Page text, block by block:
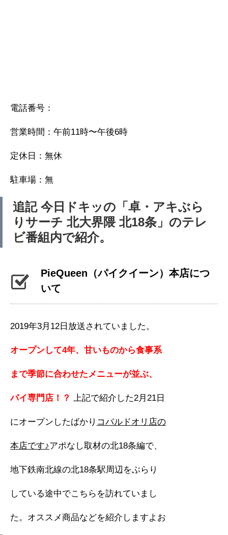
電話番号：
営業時間：午前11時〜午後6時
定休日：無休
駐車場：無
追記 今日ドキッの「卓・アキぶら
りサーチ 北大界隈 北18条」のテレ
ビ番組内で紹介。
PieQueen（パイクイーン）本店につ
いて
2019年3月12日放送されていました。
オープンして4年、甘いものから食事系
まで季節に合わせたメニューが並ぶ、
パイ専門店！？ 上記で紹介した2月21日
にオープンしたばかり コバルドオリ店の
本店です♪アポなし取材の北18条編で、
地下鉄南北線の北18条駅周辺をぶらり
している途中でこちらを訪れていまし
た。オススメ商品などを紹介しますよお